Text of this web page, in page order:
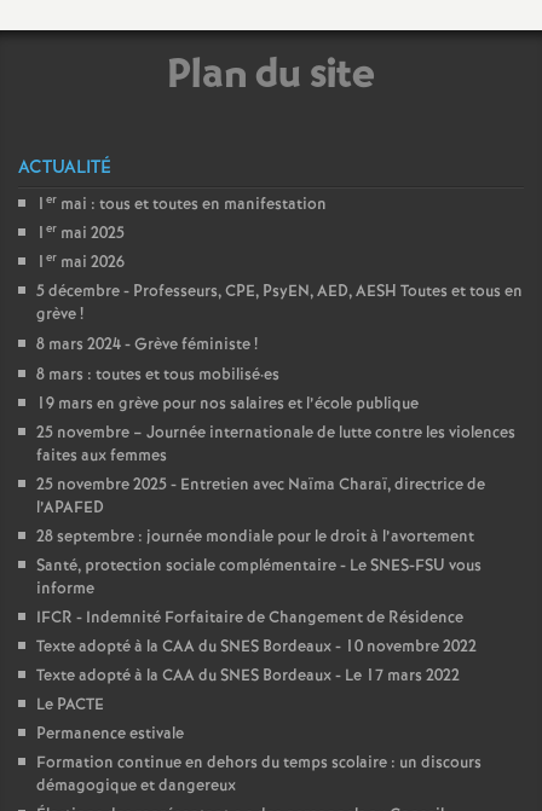
n
m
n
s
d
e
S
e
o
Plan du site
ACTUALITÉ
1 er mai : tous et toutes en manifestation
1 er mai 2025
1 er mai 2026
5 décembre - Professeurs, CPE, PsyEN, AED, AESH Toutes et tous en
grève!
8 mars 2024 - Grève féministe!
8 mars : toutes et tous mobilisé·es
19 mars en grève pour nos salaires et l’école publique
25 novembre – Journée internationale de lutte contre les violences
faites aux femmes
25 novembre 2025 - Entretien avec Naïma Charaï, directrice de
l’APAFED
28 septembre : journée mondiale pour le droit à l’avortement
Santé, protection sociale complémentaire - Le SNES-FSU vous
informe
IFCR - Indemnité Forfaitaire de Changement de Résidence
Texte adopté à la CAA du SNES Bordeaux - 10 novembre 2022
Texte adopté à la CAA du SNES Bordeaux - Le 17 mars 2022
Le PACTE
Permanence estivale
Formation continue en dehors du temps scolaire : un discours
démagogique et dangereux